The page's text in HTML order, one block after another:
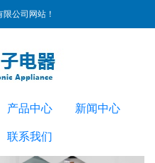
公司网站！
服务热线：
产品中心
新闻中心
联系我们